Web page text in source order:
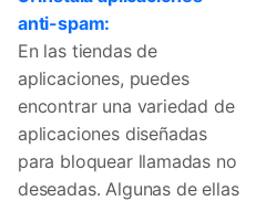
anti-spam:
En las tiendas de
aplicaciones, puedes
encontrar una variedad de
aplicaciones diseñadas
para bloquear llamadas no
deseadas. Algunas de ellas